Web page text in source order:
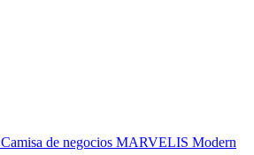
Camisa de negocios MARVELIS Modern